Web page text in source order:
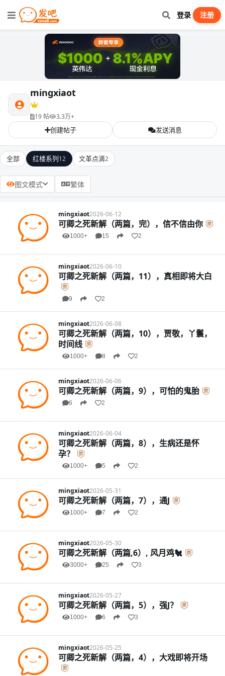
登录 注册
mingxiaot
19 帖 3.3万+
创建帖子 发送消息
全部 红楼系列12 文革点滴2
图文模式 繁体
mingxiaot2026-06-12
可卿之死新解（两篇，完），信不信由你
1000+ 15 2
mingxiaot2026-06-10
可卿之死新解（两篇，11），真相即将大白
9 2
mingxiaot2026-06-08
可卿之死新解（两篇，10），贾敬，丫鬟，
时间线
1000+ 8 2
mingxiaot2026-06-06
可卿之死新解（两篇，9），可怕的鬼胎
6 2
mingxiaot2026-06-04
可卿之死新解（两篇，8），生病还是怀
孕？
1000+ 5 2
mingxiaot2026-05-31
可卿之死新解（两篇，7），通J
1000+ 7 2
mingxiaot2026-05-30
可卿之死新解（两篇,6）, 风月鸡🐔
3000+ 25 3
mingxiaot2026-05-27
可卿之死新解（两篇，5），强J？
1000+ 6 3
mingxiaot2026-05-25
可卿之死新解（两篇，4），大戏即将开场